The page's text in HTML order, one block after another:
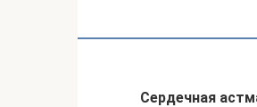
Сердечная